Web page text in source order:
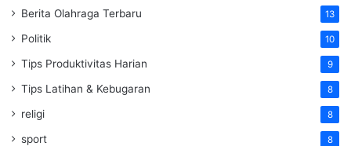
Berita Olahraga Terbaru 13
Politik 10
Tips Produktivitas Harian 9
Tips Latihan & Kebugaran 8
religi 8
sport 8